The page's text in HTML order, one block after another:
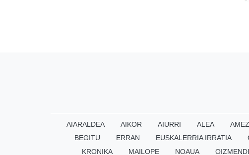
AIARALDEA AIKOR AIURRI ALEA
BEGITU
ERRAN EUSKALERRIA IRRATIA
KRONIKA
MAILOPE NOAUA